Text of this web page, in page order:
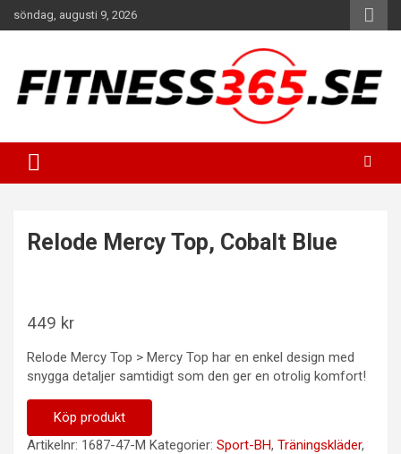
Hoppa
till
söndag, augusti 9, 2026
FITNESS365
Relode Mercy Top, Cobalt Blue
449 kr
Relode Mercy Top > Mercy Top har en enkel design med
snygga detaljer samtidigt som den ger en otrolig komfort!
Köp produkt
Artikelnr: 1687-47-M Kategorier: Sport-BH, Träningskläder,